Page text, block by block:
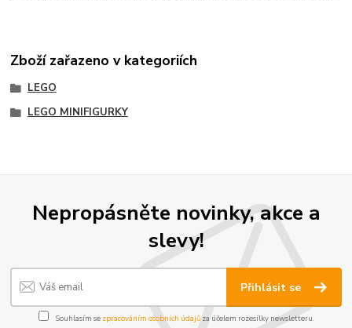
Zboží zařazeno v kategoriích
LEGO
LEGO MINIFIGURKY
Nepropásněte novinky, akce a
slevy!
Přihlásit se
Souhlasím se zpracováním osobních údajůza účelem rozesílky newsletteru.